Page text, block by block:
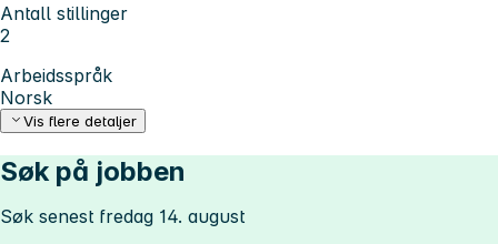
Antall stillinger
2
Arbeidsspråk
Norsk
Vis flere detaljer
Søk på jobben
Søk senest fredag 14. august